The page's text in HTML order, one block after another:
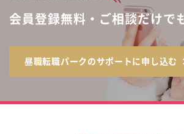
会員登録無料・ご相談だけで
昼職転職パークのサポートに申し込む